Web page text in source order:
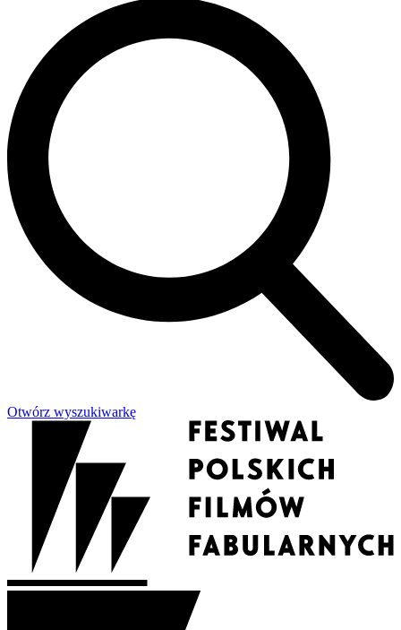
Otwórz wyszukiwarkę